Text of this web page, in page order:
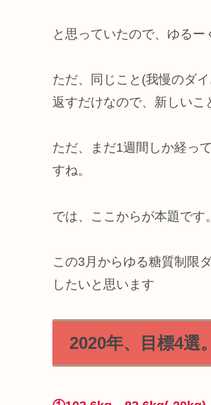
と思っていたので、ゆるー
ただ、同じこと(我慢のダ
返すだけなので、新しいこ
ただ、まだ1週間しか経っ
すね。
では、ここからが本題です。
この3月からゆる糖質制限
したいと思います
2020年、目標4選。